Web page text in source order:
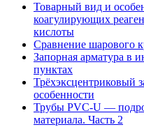
Товарный вид и
коагулирующих
кислоты
Сравнение шарового
Запорная арматура в
пунктах
Трёхэксцентриковый
особенности
Трубы PVC-U —
материала. Часть 2